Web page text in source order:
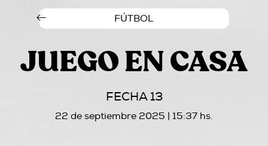
FÚTBOL
JUEGO EN CASA
FECHA 13
22 de septiembre 2025 | 15:37 hs.